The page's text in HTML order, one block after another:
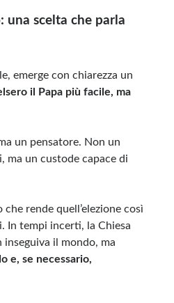
una scelta che parla
emerge con chiarezza un
il Papa più facile, ma
un pensatore. Non un
ma un custode capace di
rende quell’elezione così
In tempi incerti, la Chiesa
inseguiva il mondo, ma
e, se necessario,